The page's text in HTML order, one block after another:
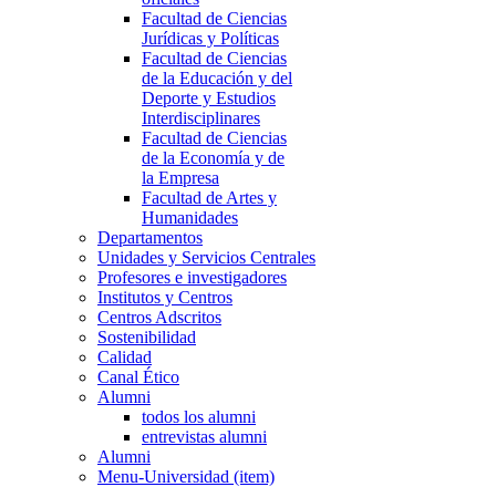
Facultad de Ciencias
Jurídicas y Políticas
Facultad de Ciencias
de la Educación y del
Deporte y Estudios
Interdisciplinares
Facultad de Ciencias
de la Economía y de
la Empresa
Facultad de Artes y
Humanidades
Departamentos
Unidades y Servicios Centrales
Profesores e investigadores
Institutos y Centros
Centros Adscritos
Sostenibilidad
Calidad
Canal Ético
Alumni
todos los alumni
entrevistas alumni
Alumni
Menu-Universidad (item)